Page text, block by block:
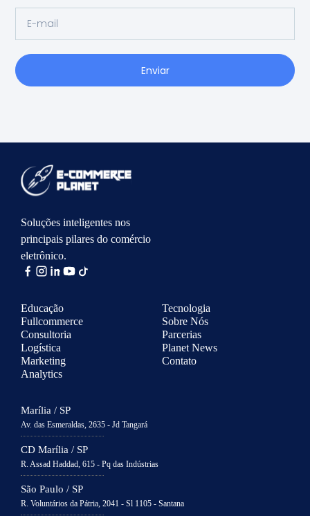
Enviar
Soluções inteligentes nos
principais pilares do comércio
eletrônico.
Educação
Fullcommerce
Consultoria
Logística
Marketing
Analytics
Tecnologia
Sobre Nós
Parcerias
Planet News
Contato
Marília / SP
Av. das Esmeraldas, 2635 - Jd Tangará
CD Marília / SP
R. Assad Haddad, 615 - Pq das Indústrias
São Paulo / SP
R. Voluntários da Pátria, 2041 - Sl 1105 - Santana